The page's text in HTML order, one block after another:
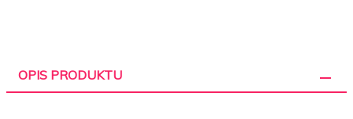
OPIS PRODUKTU